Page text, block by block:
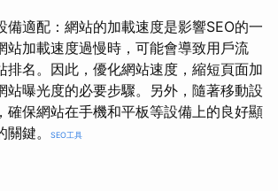
備適配：網站的加載速度是影響SEO的一
站加載速度過慢時，可能會導致用戶流
排名。因此，優化網站速度，縮短頁面加
站曝光度的必要步驟。另外，隨著移動設
確保網站在手機和平板等設備上的良好顯
鍵。
SEO工具